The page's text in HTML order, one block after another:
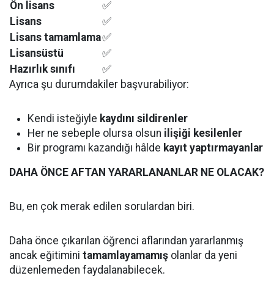
Ön lisans
✅
Lisans
✅
Lisans tamamlama✅
Lisansüstü
✅
Hazırlık sınıfı
✅
Ayrıca şu durumdakiler başvurabiliyor:
Kendi isteğiyle kaydını sildirenler
Her ne sebeple olursa olsun ilişiği kesilenler
Bir programı kazandığı hâlde kayıt yaptırmayanlar
DAHA ÖNCE AFTAN YARARLANANLAR NE OLACAK?
Bu, en çok merak edilen sorulardan biri.
Daha önce çıkarılan öğrenci aflarından yararlanmış
ancak eğitimini tamamlayamamış olanlar da yeni
düzenlemeden faydalanabilecek.